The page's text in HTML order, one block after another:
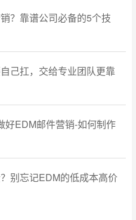
？靠谱公司必备的5个技
己扛，交给专业团队更靠
好EDM邮件营销-如何制作
别忘记EDM的低成本高价